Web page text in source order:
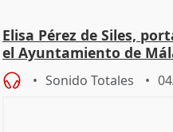
Elisa Pérez de Siles,
el Ayuntamiento de
Sonido Totales